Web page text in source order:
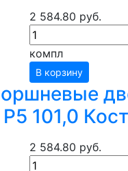
2 584.80 руб.
компл
В корзину
101,0
2 584.80 руб.